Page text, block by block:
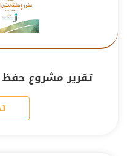
تقرير مشروع حفظ